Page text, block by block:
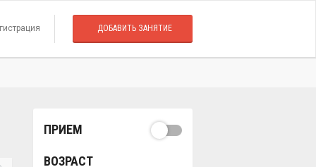
ДОБАВИТЬ ЗАНЯТИЕ
ПРИЕМ
ВОЗРАСТ